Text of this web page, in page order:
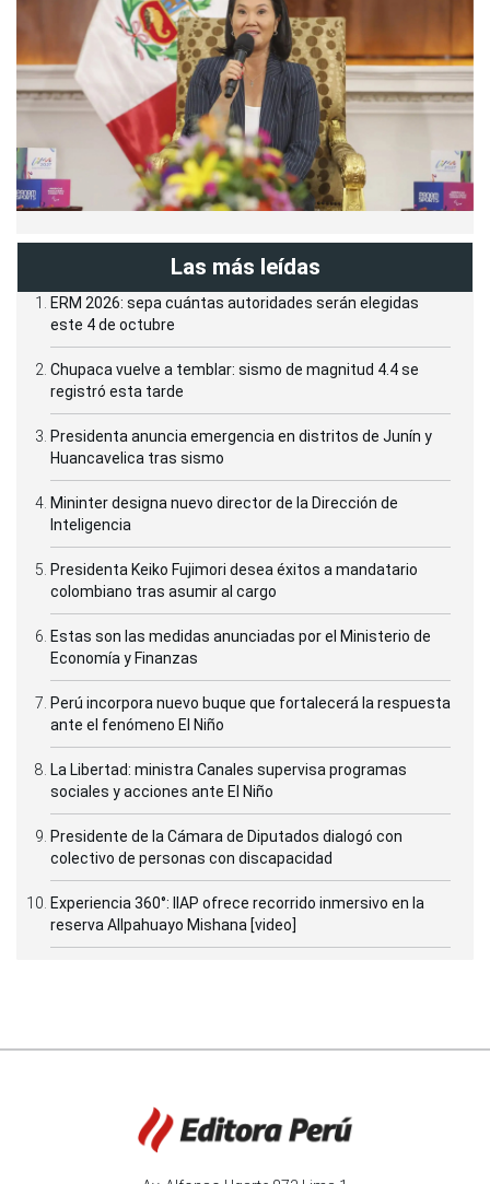
Las más leídas
ERM 2026: sepa cuántas autoridades serán elegidas
este 4 de octubre
Chupaca vuelve a temblar: sismo de magnitud 4.4 se
registró esta tarde
Presidenta anuncia emergencia en distritos de Junín y
Huancavelica tras sismo
Mininter designa nuevo director de la Dirección de
Inteligencia
Presidenta Keiko Fujimori desea éxitos a mandatario
colombiano tras asumir al cargo
Estas son las medidas anunciadas por el Ministerio de
Economía y Finanzas
Perú incorpora nuevo buque que fortalecerá la respuesta
ante el fenómeno El Niño
La Libertad: ministra Canales supervisa programas
sociales y acciones ante El Niño
Presidente de la Cámara de Diputados dialogó con
colectivo de personas con discapacidad
Experiencia 360°: IIAP ofrece recorrido inmersivo en la
reserva Allpahuayo Mishana [video]